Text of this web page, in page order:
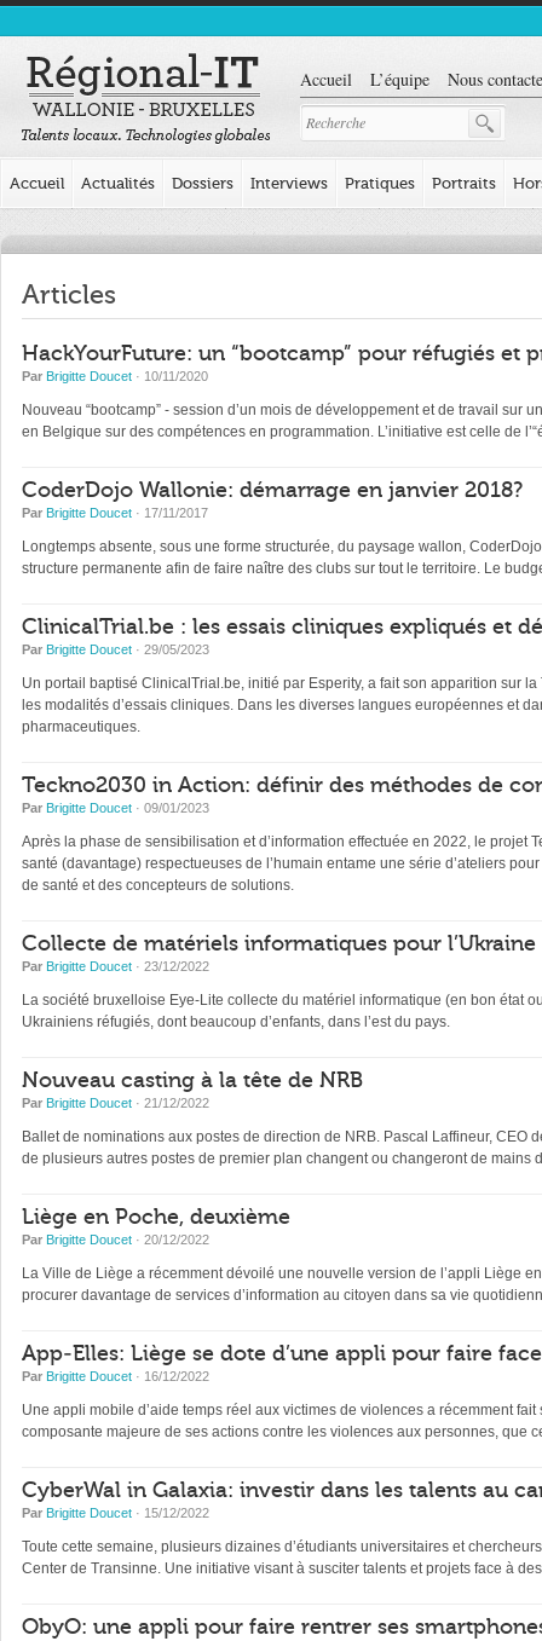
Accueil L’équipe Nous
Accueil Actualités Dossiers Interviews Pratiques Portraits
Articles
HackYourFuture: un “bootcamp” pour réfugiés et
Par Brigitte Doucet · 10/11/2020
Nouveau “bootcamp” - session d’un mois de développement et de travail
en Belgique sur des compétences en programmation. L’initiative est celle de
CoderDojo Wallonie: démarrage en janvier 2018?
Par Brigitte Doucet · 17/11/2017
Longtemps absente, sous une forme structurée, du paysage wallon,
structure permanente afin de faire naître des clubs sur tout le territoire. Le
ClinicalTrial.be : les essais cliniques expliqués et
Par Brigitte Doucet · 29/05/2023
Un portail baptisé ClinicalTrial.be, initié par Esperity, a fait son apparition sur
les modalités d’essais cliniques. Dans les diverses langues européennes et
pharmaceutiques.
Teckno2030 in Action: définir des méthodes de
Par Brigitte Doucet · 09/01/2023
Après la phase de sensibilisation et d’information effectuée en 2022, le projet
santé (davantage) respectueuses de l’humain entame une série d’ateliers
de santé et des concepteurs de solutions.
Collecte de matériels informatiques pour l’Ukraine
Par Brigitte Doucet · 23/12/2022
La société bruxelloise Eye-Lite collecte du matériel informatique (en bon état
Ukrainiens réfugiés, dont beaucoup d’enfants, dans l’est du pays.
Nouveau casting à la tête de NRB
Par Brigitte Doucet · 21/12/2022
Ballet de nominations aux postes de direction de NRB. Pascal Laffineur,
de plusieurs autres postes de premier plan changent ou changeront de mains
Liège en Poche, deuxième
Par Brigitte Doucet · 20/12/2022
La Ville de Liège a récemment dévoilé une nouvelle version de l’appli Liège
procurer davantage de services d’information au citoyen dans sa vie
App-Elles: Liège se dote d’une appli pour faire
Par Brigitte Doucet · 16/12/2022
Une appli mobile d’aide temps réel aux victimes de violences a récemment
composante majeure de ses actions contre les violences aux personnes, que
CyberWal in Galaxia: investir dans les talents au
Par Brigitte Doucet · 15/12/2022
Toute cette semaine, plusieurs dizaines d’étudiants universitaires et
Center de Transinne. Une initiative visant à susciter talents et projets face à
ObyO: une appli pour faire rentrer ses